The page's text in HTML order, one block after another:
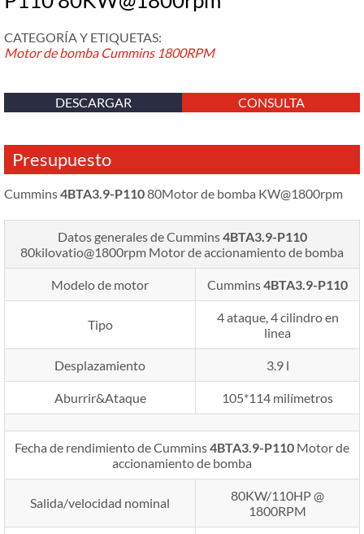
CATEGORÍA Y ETIQUETAS:
Motor de bomba Cummins 1800RPM
DESCARGAR CONSULTA
Presupuesto
Cummins4BTA3.9-P11080Motor de bomba KW@1800rpm
Datos generales de Cummins4BTA3.9-P110
80kilovatio@1800rpm Motor de accionamiento de bomba
Modelo de motor Cummins4BTA3.9-P110
Tipo
4 ataque, 4 cilindro en
linea
Desplazamiento 3.9 l
Aburrir&Ataque 105*114 milímetros
Fecha de rendimiento de Cummins4BTA3.9-P110 Motor de
accionamiento de bomba
Salida/velocidad nominal
80KW/110HP @
1800RPM